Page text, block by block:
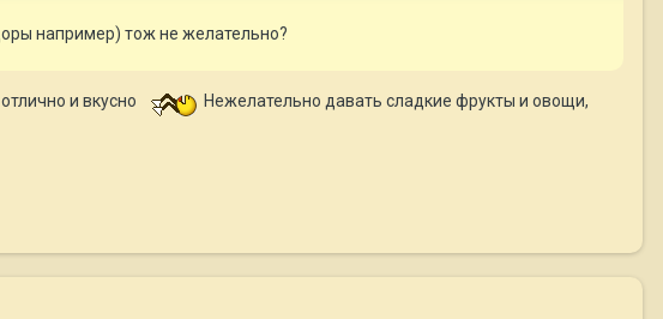
например) тож не желательно?
и вкусно
Нежелательно давать сладкие фрукты и овощи,